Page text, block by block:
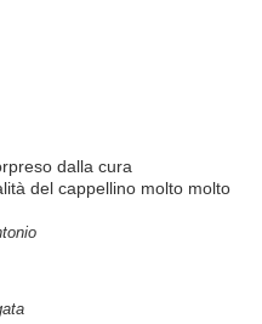
dalla cura
del cappellino molto molto